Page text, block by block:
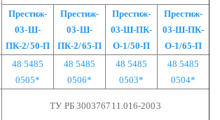
Престиж-
03-Ш-
ПК-2/50-П
Престиж-
03-Ш-
ПК-2/65-П
Престиж-
03-Ш-ПК-
О-1/50-П
Престиж-
03-Ш-ПК-
О-1/65-П
48 5485
0505*
48 5485
0506*
48 5485
0503*
48 5485
0504*
ТУ РБ 300376711.016-2003